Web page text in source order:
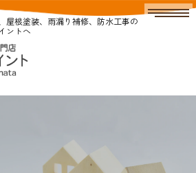
屋根塗装、雨漏り補修、防水工事の
ントへ